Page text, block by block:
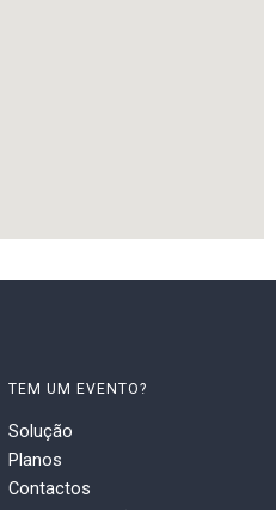
TEM UM EVENTO?
Solução
Planos
Contactos